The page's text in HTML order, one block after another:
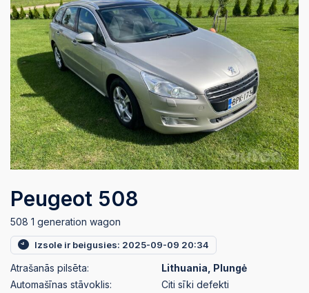
Peugeot 508
508 1 generation wagon
Izsole ir beigusies: 2025-09-09 20:34
Atrašanās pilsēta:
Lithuania, Plungė
Automašīnas stāvoklis:
Citi sīki defekti